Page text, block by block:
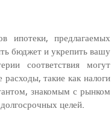
ипотеки, предлагаемых
бюджет и укрепить вашу
соответствия могут
такие как налоги
знакомым с рынком
целей.